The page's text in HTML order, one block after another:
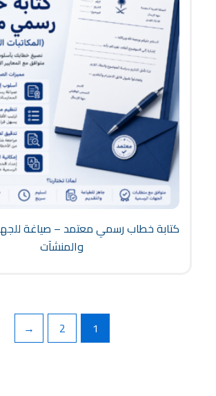
كتابة خطاب رسمي معتمد – صياغة
والمنشآت
1
2
←